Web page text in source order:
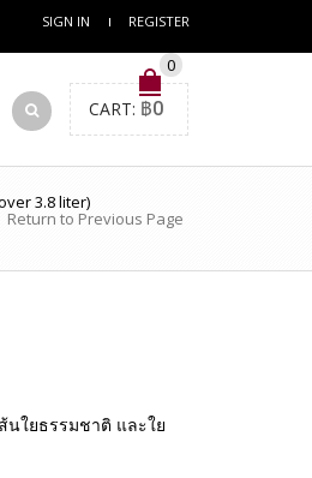
SIGN IN REGISTER
0
CART: ฿0
3.8 liter)
Return to Previous Page
นใยธรรมชาติ และใย